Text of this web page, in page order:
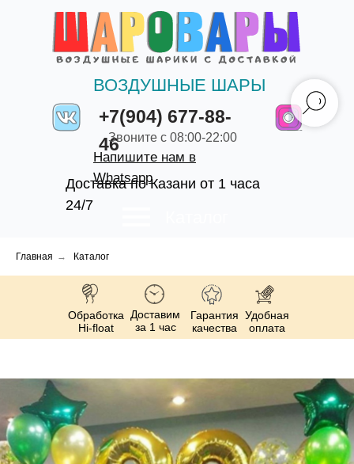
+7(904) 677-88-
46
ВОЗДУШНЫЕ ШАРЫ
Доставка по Казани от 1 часа
24/7
Звоните с 08:00-22:00
Напишите нам в
Whatsapp
Главная → Каталог
Обработка
Hi-float
Доставим
за 1 час
Гарантия
качества
Удобная
оплата